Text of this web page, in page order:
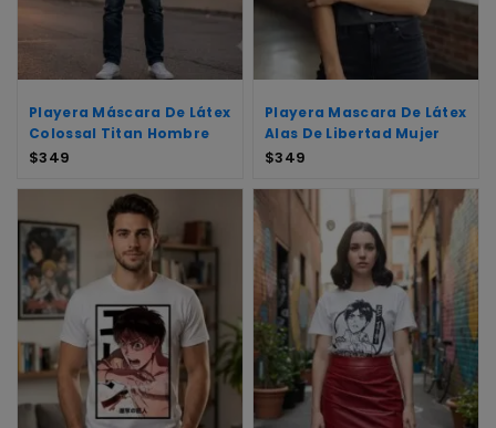
Playera Máscara De Látex
Colossal Titan Hombre
$349
Playera Mascara De Látex
Alas De Libertad Mujer
$349